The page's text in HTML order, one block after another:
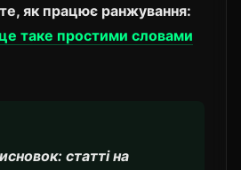
як працює ранжування:
таке простими словами
статті на